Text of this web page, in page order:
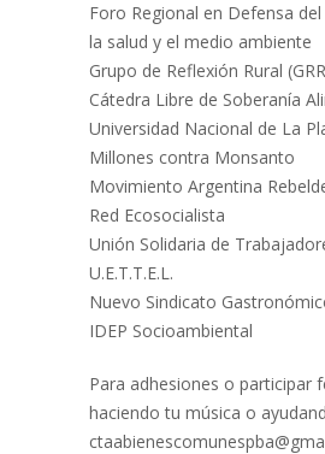
Foro Regional en Defensa
la salud y el medio ambiente
Grupo de Reflexión Rural
Cátedra Libre de Soberanía
Universidad Nacional de La
Millones contra Monsanto
Movimiento Argentina
Red Ecosocialista
Unión Solidaria de
U.E.T.T.E.L.
Nuevo Sindicato
IDEP Socioambiental
Para adhesiones o participar
haciendo tu música o